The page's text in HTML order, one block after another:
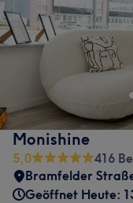
Monishine
5,0
416
Bramfelder
Geöffnet Heute: